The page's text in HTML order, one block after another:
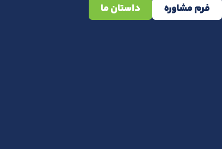
داستان ما فرم مشاوره